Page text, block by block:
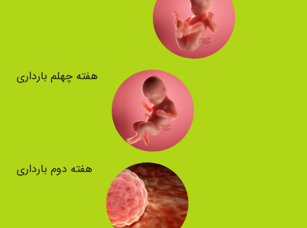
هفته چهلم بارداری
هفته دوم بارداری